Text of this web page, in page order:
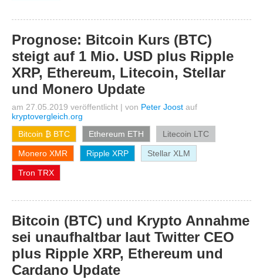
Prognose: Bitcoin Kurs (BTC)
steigt auf 1 Mio. USD plus Ripple
XRP, Ethereum, Litecoin, Stellar
und Monero Update
am 27.05.2019 veröffentlicht | von Peter Joost auf
kryptovergleich.org
Bitcoin ₿ BTC
Ethereum ETH Litecoin LTC
Monero XMR Ripple XRP Stellar XLM
Tron TRX
Bitcoin (BTC) und Krypto Annahme
sei unaufhaltbar laut Twitter CEO
plus Ripple XRP, Ethereum und
Cardano Update